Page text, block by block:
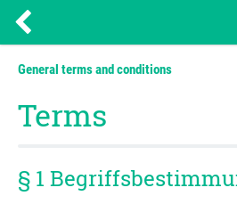
General terms and conditions
Terms
§ 1